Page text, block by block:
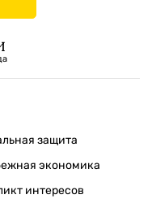
защита
экономика
интересов